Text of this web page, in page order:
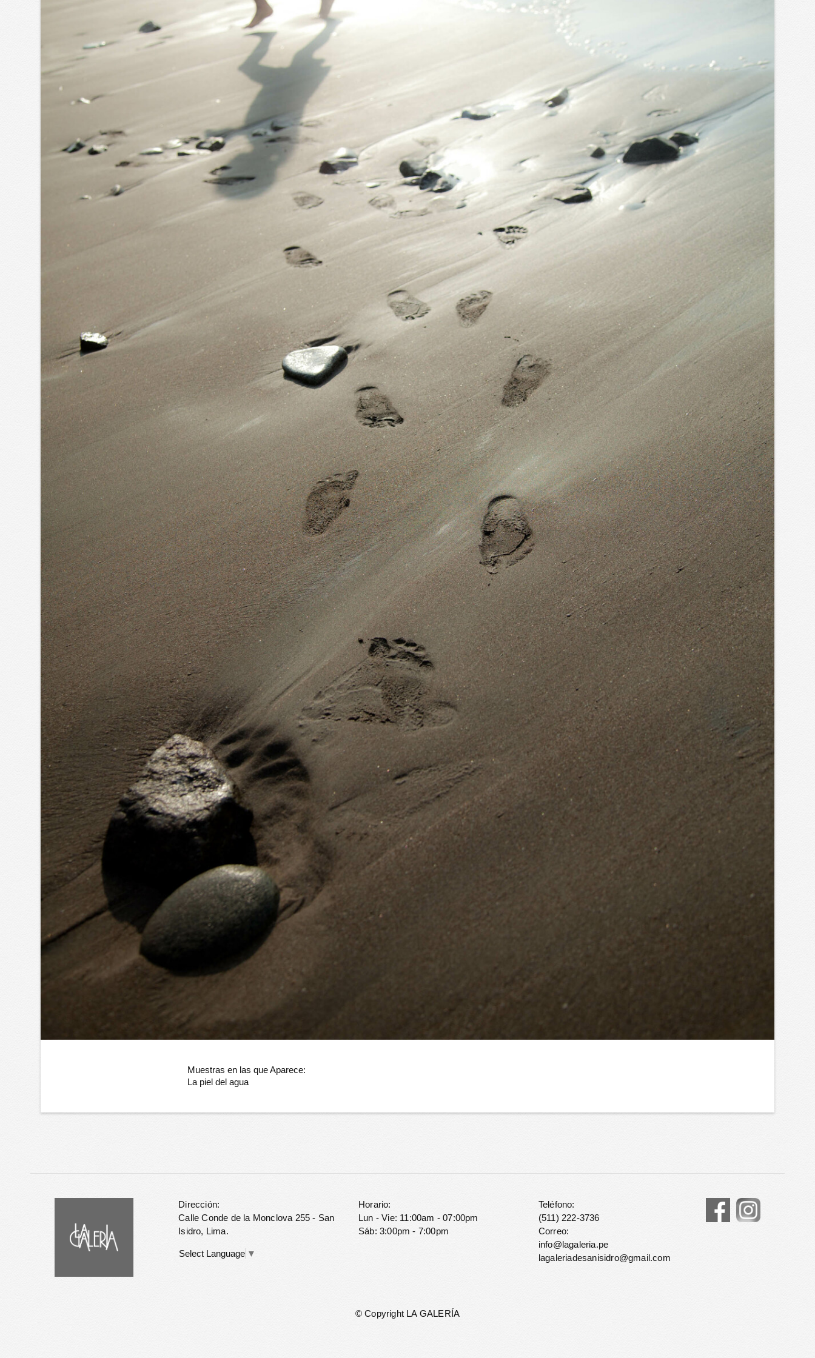
Muestras en las que Aparece:
La piel del agua
Dirección:
Calle Conde de la Monclova 255 - San
Isidro, Lima.
Select Language ▼
Horario:
Lun - Vie: 11:00am - 07:00pm
Sáb: 3:00pm - 7:00pm
Teléfono:
(511) 222-3736
Correo:
info@lagaleria.pe
lagaleriadesanisidro@gmail.com
© Copyright LA GALERÍA